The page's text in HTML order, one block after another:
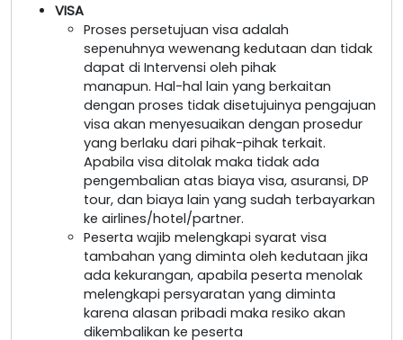
VISA
Proses persetujuan visa adalah
sepenuhnya wewenang kedutaan dan tidak
dapat di Intervensi oleh pihak
manapun. Hal-hal lain yang berkaitan
dengan proses tidak disetujuinya pengajuan
visa akan menyesuaikan dengan prosedur
yang berlaku dari pihak-pihak terkait.
Apabila visa ditolak maka tidak ada
pengembalian atas biaya visa, asuransi, DP
tour, dan biaya lain yang sudah terbayarkan
ke airlines/hotel/partner.
Peserta wajib melengkapi syarat visa
tambahan yang diminta oleh kedutaan jika
ada kekurangan, apabila peserta menolak
melengkapi persyaratan yang diminta
karena alasan pribadi maka resiko akan
dikembalikan ke peserta